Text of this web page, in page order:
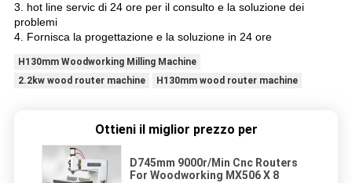
3. hot line servic di 24 ore per il consulto e la soluzione dei
problemi
4. Fornisca la progettazione e la soluzione in 24 ore
H130mm Woodworking Milling Machine
2.2kw wood router machine
H130mm wood router machine
Ottieni il miglior prezzo per
D745mm 9000r/Min Cnc Routers
For Woodworking MX506 X 8